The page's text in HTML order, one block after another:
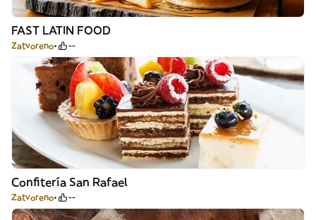
FAST LATIN FOOD
Zatvoreno --
Confitería San Rafael
Zatvoreno --